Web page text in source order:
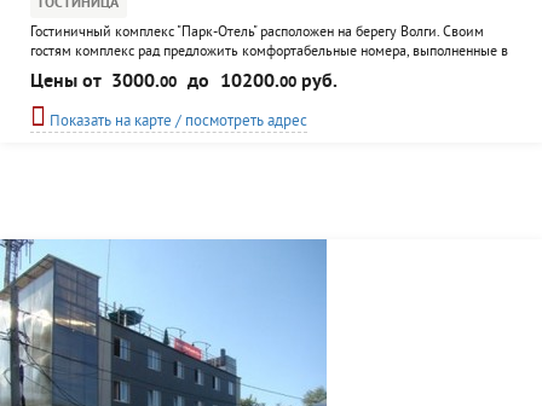
ГОСТИНИЦА
Гостиничный комплекс "Парк-Отель" расположен на берегу Волги. Своим
гостям комплекс рад предложить комфортабельные номера, выполненные в
европейском стиле; ресторан; кафе-бар; бильярд; сауна; конференц-зал и
банкетный зал, SPA-центр. Кроме этого имеется кемпинг "Парк". Гостиница
прелагает разместиться в одном из 45 представленных номеров разной
категории.
Цены от 3000.00 до 10200.00 руб.
Показать на карте / посмотреть адрес